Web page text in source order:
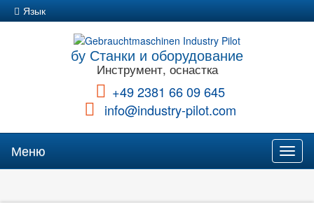
Язык
бу Станки и оборудование
Инструмент, оснастка
+49 2381 66 09 645
info@industry-pilot.com
Меню